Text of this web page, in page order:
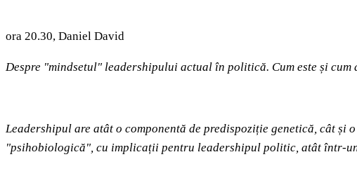
ora 20.30, Daniel David
Despre "mindsetul" leadershipului actual în politică. Cum este și cum
Leadershipul are atât o componentă de predispoziție genetică, cât
"psihobiologică", cu implicații pentru leadershipul politic, atât într-